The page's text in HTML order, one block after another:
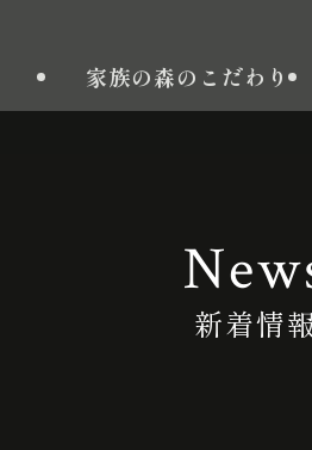
家族の森のこだわり
新着情報